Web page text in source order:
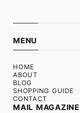
MENU
HOME
ABOUT
BLOG
SHOPPING GUIDE
CONTACT
MAIL MAGAZINE